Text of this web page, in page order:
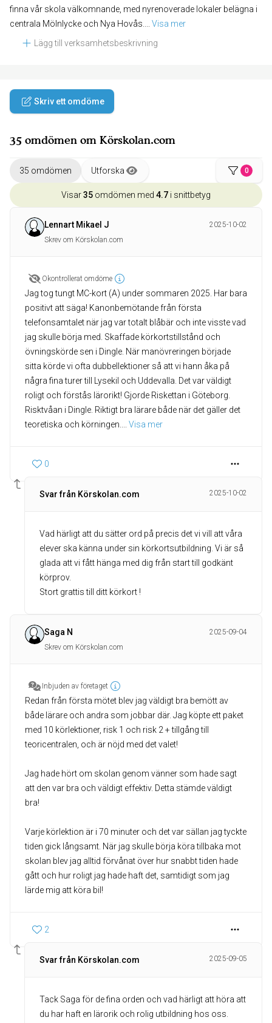
finna vår skola välkomnande, med nyrenoverade lokaler belägna i
centrala Mölnlycke och Nya Hovås.
Visa mer
Lägg till verksamhetsbeskrivning
Skriv ett omdöme
35 omdömen om Körskolan.com
35 omdömen Utforska 0
Visar35 omdömen med 4.7 i snittbetyg
Lennart Mikael J
2025-10-02
Skrev om Körskolan.com
Okontrollerat omdöme
Jag tog tungt MC-kort (A) under sommaren 2025. Har bara
positivt att säga! Kanonbemötande från första
telefonsamtalet när jag var totalt blåbär och inte visste vad
jag skulle börja med. Skaffade körkortstillstånd och
övningskörde sen i Dingle. När manövreringen började
sitta körde vi ofta dubbellektioner så att vi hann åka på
några fina turer till Lysekil och Uddevalla. Det var väldigt
roligt och förstås lärorikt! Gjorde Riskettan i Göteborg.
Risktvåan i Dingle. Riktigt bra lärare både när det gäller det
teoretiska och körningen.
Visa mer
0
Svar från Körskolan.com 2025-10-02
Vad härligt att du sätter ord på precis det vi vill att våra
elever ska känna under sin körkortsutbildning. Vi är så
glada att vi fått hänga med dig från start till godkänt
körprov.
Stort grattis till ditt körkort !
Saga N
2025-09-04
Skrev om Körskolan.com
Inbjuden av företaget
Redan från första mötet blev jag väldigt bra bemött av
både lärare och andra som jobbar där. Jag köpte ett paket
med 10 körlektioner, risk 1 och risk 2 + tillgång till
teoricentralen, och är nöjd med det valet!
Jag hade hört om skolan genom vänner som hade sagt
att den var bra och väldigt effektiv. Detta stämde väldigt
bra!
Varje körlektion är i 70 minuter och det var sällan jag tyckte
tiden gick långsamt. När jag skulle börja köra tillbaka mot
skolan blev jag alltid förvånat över hur snabbt tiden hade
gått och hur roligt jag hade haft det, samtidigt som jag
lärde mig att köra bil!
2
Svar från Körskolan.com 2025-09-05
Tack Saga för de fina orden och vad härligt att höra att
du har haft en lärorik och rolig utbildning hos oss.